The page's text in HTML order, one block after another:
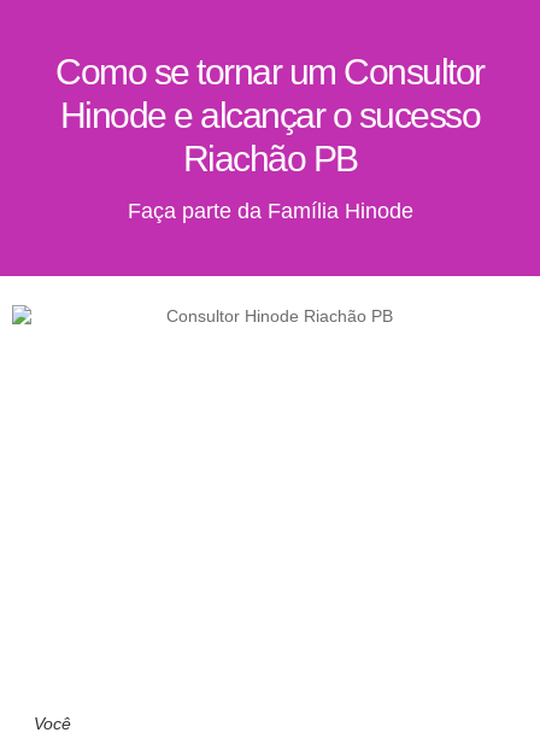
Como se tornar um Consultor
Hinode e alcançar o sucesso
Riachão PB
Faça parte da Família Hinode
Você